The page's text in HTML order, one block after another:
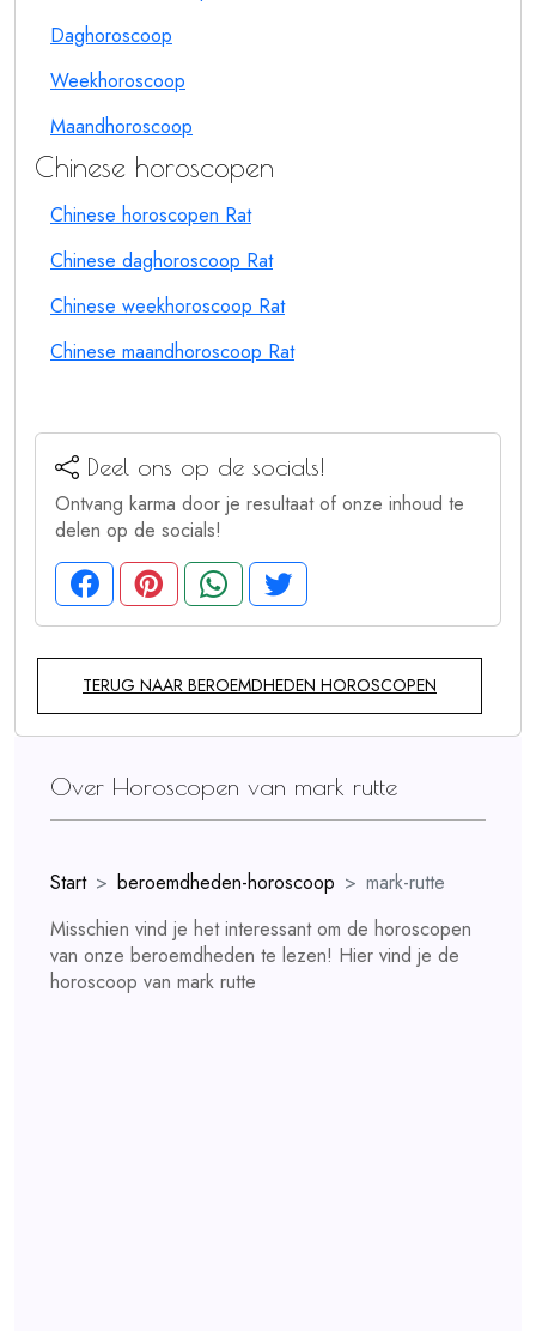
Daghoroscoop
Weekhoroscoop
Maandhoroscoop
Chinese horoscopen
Chinese horoscopen Rat
Chinese daghoroscoop Rat
Chinese weekhoroscoop Rat
Chinese maandhoroscoop Rat
Deel ons op de socials!
Ontvang karma door je resultaat of onze inhoud te
delen op de socials!
TERUG NAAR BEROEMDHEDEN HOROSCOPEN
Over Horoscopen van mark rutte
Start beroemdheden-horoscoop
mark-rutte
Misschien vind je het interessant om de horoscopen
van onze beroemdheden te lezen! Hier vind je de
horoscoop van mark rutte